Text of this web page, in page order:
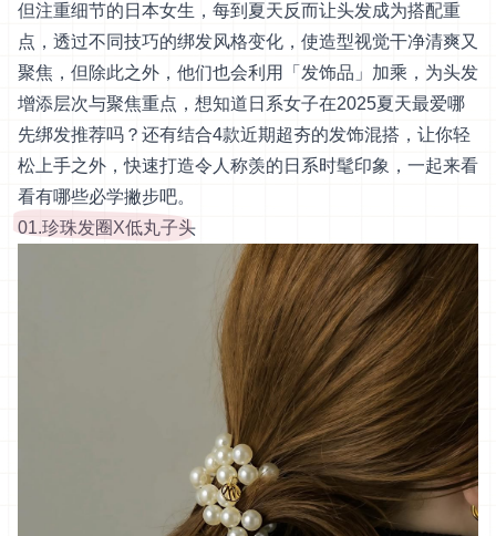
但注重细节的日本女生，每到夏天反而让头发成为搭配重
点，透过不同技巧的绑发风格变化，使造型视觉干净清爽又
聚焦，但除此之外，他们也会利用「发饰品」加乘，为头发
增添层次与聚焦重点，想知道日系女子在2025夏天最爱哪
先绑发推荐吗？还有结合4款近期超夯的发饰混搭，让你轻
松上手之外，快速打造令人称羡的日系时髦印象，一起来看
看有哪些必学撇步吧。
01.珍珠发圈X低丸子头